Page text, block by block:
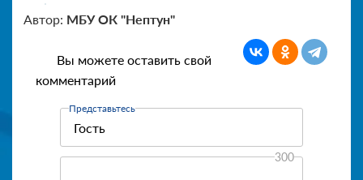
Автор: МБУ ОК "Нептун"
Вы можете оставить свой
комментарий
Представьтесь
300